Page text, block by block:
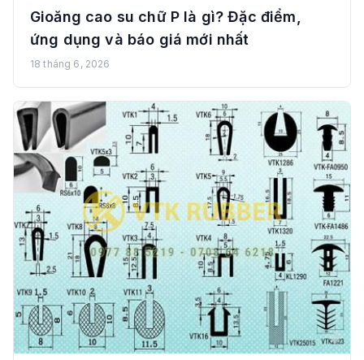
Gioăng cao su chữ P là gì? Đặc điểm,
ứng dụng và báo giá mới nhất
18 tháng 6, 2026